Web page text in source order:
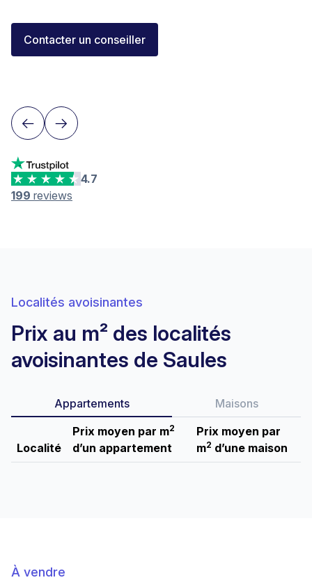
Contacter un conseiller
Elisa Longo
Conseillère financière IAF
4.7
199 reviews
Localités avoisinantes
Prix au m² des localités
avoisinantes de Saules
Appartements Maisons
Localité
Prix moyen par m2
d’un appartement
Prix moyen par
m2 d’une maison
À vendre